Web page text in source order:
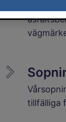
tillfälliga